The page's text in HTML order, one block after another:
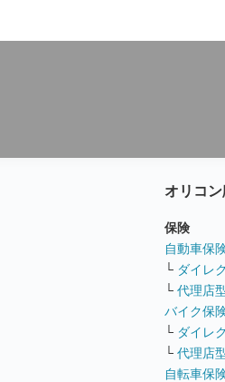
オリコ
保険
自動車保
└ ダイレ
└ 代理店
バイク保
└ ダイレ
└ 代理店
自転車保